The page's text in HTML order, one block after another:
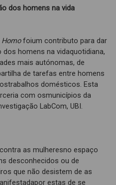
dos homens na vida
Homofoium contributo para dar
homens na vidaquotidiana,
mais autónomas, de
de tarefas entre homens
domésticos. Esta
com osmunicípios da
LabCom, UBI.
as mulheresno espaço
desconhecidos ou de
que não desistem de as
estas de se